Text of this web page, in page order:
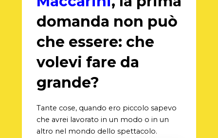
domanda non può
che essere: che
volevi fare da
grande?
Tante cose, quando ero piccolo sapevo
che avrei lavorato in un modo o in un
altro nel mondo dello spettacolo.